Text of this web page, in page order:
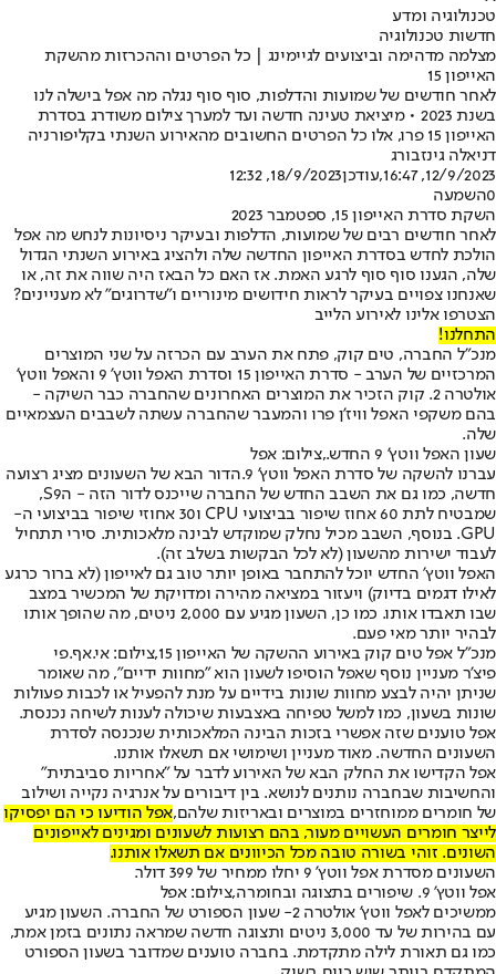
טכנולוגיה ומדע
חדשות טכנולוגיה
מצלמה מדהימה וביצועים לגיימינג | כל הפרטים וההכרזות מהשקת
האייפון 15
לאחר חודשים של שמועות והדלפות, סוף סוף נגלה מה אפל בישלה לנו
בשנת 2023 • מיציאת טעינה חדשה ועד למערך צילום משודרג בסדרת
האייפון 15 פרו, אלו כל הפרטים החשובים מהאירוע השנתי בקליפורניה
דניאלה גינזבורג
12/9/2023, 16:47
,עודכן18/9/2023, 12:32
0השמעה
השקת סדרת האייפון 15, ספטמבר 2023
לאחר חודשים רבים של שמועות, הדלפות ובעיקר ניסיונות לנחש מה אפל
הולכת לחדש בסדרת האייפון החדשה שלה ולהציג באירוע השנתי הגדול
שלה, הגענו סוף סוף לרגע האמת. אז האם כל הבאז היה שווה את זה, או
שאנחנו צפויים בעיקר לראות חידושים מינוריים ו"שדרוגים" לא מעניינים?
הצטרפו אלינו לאירוע הלייב
התחלנו!
מנכ"ל החברה, טים קוק, פתח את הערב עם הכרזה על שני המוצרים
המרכזיים של הערב - סדרת האייפון 15 וסדרת האפל ווטץ' 9 והאפל ווטץ'
אולטרה 2. קוק הזכיר את המוצרים האחרונים שהחברה כבר השיקה -
בהם משקפי האפל וויז'ן פרו והמעבר שהחברה עשתה לשבבים העצמאיים
שלה.
שעון האפל ווטץ' 9 החדש.,צילום: אפל
עברנו להשקה של סדרת האפל ווטץ' 9.
הדור הבא של השעונים מציג רצועה
חדשה, כמו גם את השבב החדש של החברה שייכנס לדור הזה - הS9,
שמבטיח לתת 60 אחוז שיפור בביצועי CPU ו30 אחוזי שיפור בביצועי ה-
GPU. בנוסף, השבב מכיל נחלק שמוקדש לבינה מלאכותית. סירי תתחיל
לעבוד ישירות מהשעון (לא לכל הבקשות בשלב זה).
האפל ווטץ' החדש יוכל להתחבר באופן יותר טוב גם לאייפון (לא ברור כרגע
לאילו דגמים בדיוק) ויעזור במציאה מהירה ומדויקת של המכשיר במצב
שבו תאבדו אותו. כמו כן, השעון מגיע עם 2,000 ניטים, מה שהופך אותו
לבהיר יותר מאי פעם.
מנכ"ל אפל טים קוק באירוע ההשקה של האייפון 15,צילום: אי.אף.פי
פיצ'ר מעניין נוסף שאפל הוסיפו לשעון הוא "מחוות ידיים", מה שאומר
שניתן יהיה לבצע מחוות שונות בידיים על מנת להפעיל או לכבות פעולות
שונות בשעון, כמו למשל טפיחה באצבעות שיכולה לענות לשיחה נכנסת.
אפל טוענים שזה אפשרי בזכות הבינה המלאכותית שנכנסה לסדרת
השעונים החדשה. מאוד מעניין ושימושי אם תשאלו אותנו.
אפל הקדישו את החלק הבא של האירוע לדבר על "אחריות סביבתית"
והחשיבות שבחברה נותנים לנושא. בין דיבורים על אנרגיה נקייה ושילוב
של חומרים ממוחזרים במוצרים ובאריזות שלהם,אפל הודיעו כי הם יפסיקו
לייצר חומרים העשויים מעור, בהם רצועות לשעונים ומגינים לאייפונים
השונים. זוהי בשורה טובה מכל הכיוונים אם תשאלו אותנו.
השעונים מסדרת אפל ווטץ' 9 יחלו ממחיר של 399 דולר.
אפל ווטץ' 9. שיפורים בתצוגה ובחומרה,צילום: אפל
ממשיכים לאפל ווטץ' אולטרה 2 - שעון הספורט של החברה. השעון מגיע
עם בהירות של עד 3,000 ניטים ותצוגה חדשה שמראה נתונים בזמן אמת,
כמו גם תאורת לילה מתקדמת. בחברה טוענים שמדובר בשעון הספורט